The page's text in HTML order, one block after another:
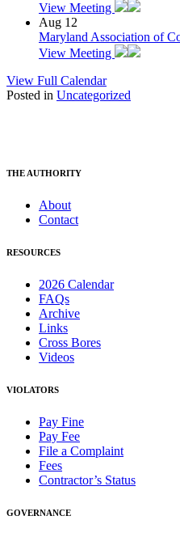
View Meeting
Aug 12
Maryland Association of
View Meeting
View Full Calendar
Posted in Uncategorized
THE AUTHORITY
About
Contact
RESOURCES
2026 Calendar
FAQs
Archive
Links
Cross Bores
Videos
VIOLATORS
Pay Fine
Pay Fee
File a Complaint
Fees
Contractor’s Status
GOVERNANCE